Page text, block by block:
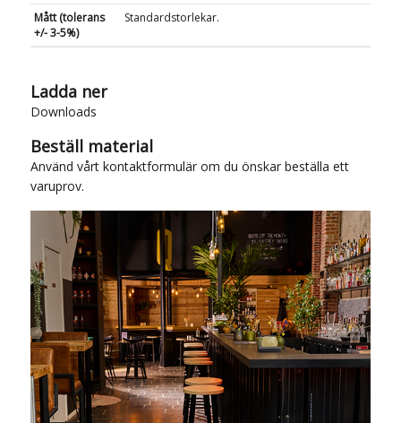
Mått (tolerans
+/- 3-5%)
Standardstorlekar.
Ladda ner
Downloads
Beställ material
Använd vårt kontaktformulärom du önskar beställa ett
varuprov.